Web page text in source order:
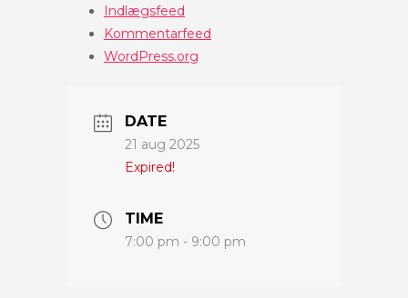
Indlægsfeed
Kommentarfeed
WordPress.org
DATE
21 aug 2025
Expired!
TIME
7:00 pm - 9:00 pm